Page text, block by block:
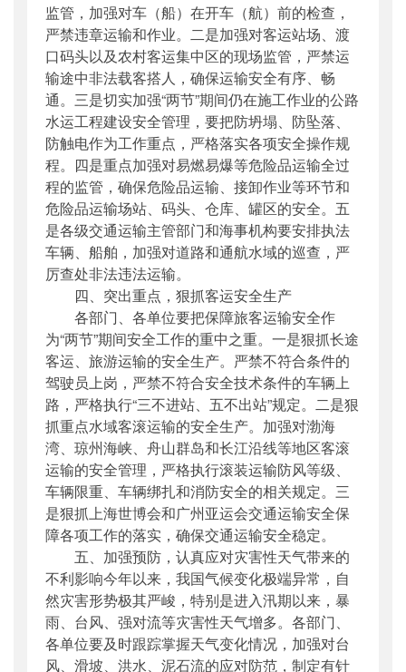
监管，加强对车（船）在开车（航）前的检查，
严禁违章运输和作业。二是加强对客运站场、渡
口码头以及农村客运集中区的现场监管，严禁运
输途中非法载客搭人，确保运输安全有序、畅
通。三是切实加强“两节”期间仍在施工作业的公路
水运工程建设安全管理，要把防坍塌、防坠落、
防触电作为工作重点，严格落实各项安全操作规
程。四是重点加强对易燃易爆等危险品运输全过
程的监管，确保危险品运输、接卸作业等环节和
危险品运输场站、码头、仓库、罐区的安全。五
是各级交通运输主管部门和海事机构要安排执法
车辆、船舶，加强对道路和通航水域的巡查，严
厉查处非法违法运输。
四、突出重点，狠抓客运安全生产
各部门、各单位要把保障旅客运输安全作
为“两节”期间安全工作的重中之重。一是狠抓长途
客运、旅游运输的安全生产。严禁不符合条件的
驾驶员上岗，严禁不符合安全技术条件的车辆上
路，严格执行“三不进站、五不出站”规定。二是狠
抓重点水域客滚运输的安全生产。加强对渤海
湾、琼州海峡、舟山群岛和长江沿线等地区客滚
运输的安全管理，严格执行滚装运输防风等级、
车辆限重、车辆绑扎和消防安全的相关规定。三
是狠抓上海世博会和广州亚运会交通运输安全保
障各项工作的落实，确保交通运输安全稳定。
五、加强预防，认真应对灾害性天气带来的
不利影响今年以来，我国气候变化极端异常，自
然灾害形势极其严峻，特别是进入汛期以来，暴
雨、台风、强对流等灾害性天气增多。各部门、
各单位要及时跟踪掌握天气变化情况，加强对台
风、滑坡、洪水、泥石流的应对防范，制定有针